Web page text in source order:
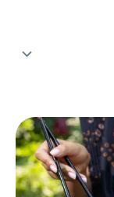
טווח
מחירים:
עד
⁦4,500.00₪⁩
למוצר
זה
יש
מספר